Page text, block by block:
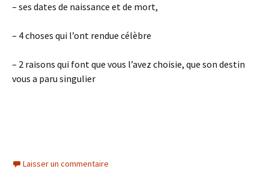
– ses dates de naissance et de mort,
– 4 choses qui l’ont rendue célèbre
– 2 raisons qui font que vous l’avez choisie, que son destin
vous a paru singulier
Laisser un commentaire